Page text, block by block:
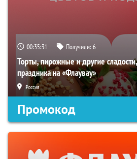
00:35:30 Получили:6
Торты, пирожные и другие
праздника на «Флаувау»
Россия
Промокод